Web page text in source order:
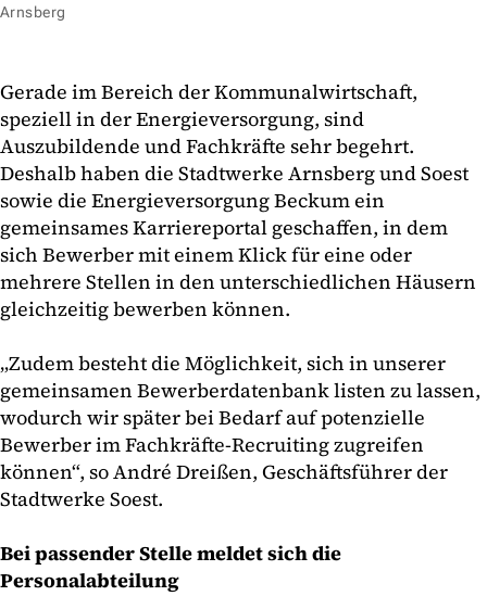
Arnsberg
Gerade im Bereich der Kommunalwirtschaft,
speziell in der Energieversorgung, sind
Auszubildende und Fachkräfte sehr begehrt.
Deshalb haben die Stadtwerke Arnsberg und Soest
sowie die Energieversorgung Beckum ein
gemeinsames Karriereportal geschaffen, in dem
sich Bewerber mit einem Klick für eine oder
mehrere Stellen in den unterschiedlichen Häusern
gleichzeitig bewerben können.
„Zudem besteht die Möglichkeit, sich in unserer
gemeinsamen Bewerberdatenbank listen zu lassen,
wodurch wir später bei Bedarf auf potenzielle
Bewerber im Fachkräfte-Recruiting zugreifen
können“, so André Dreißen, Geschäftsführer der
Stadtwerke Soest.
Bei passender Stelle meldet sich die
Personalabteilung